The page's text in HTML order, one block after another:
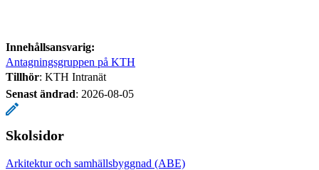
Innehållsansvarig:
Antagningsgruppen på KTH
Tillhör: KTH Intranät
Senast ändrad: 2026-08-05
Skolsidor
Arkitektur och samhällsbyggnad (ABE)